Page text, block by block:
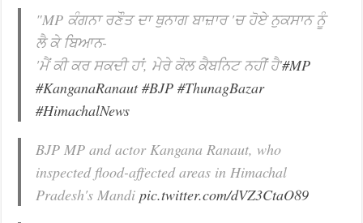
"MP ਕੰਗਨਾ ਰਣੌਤ ਦਾ ਥੁਨਾਗ ਬਾਜ਼ਾਰ 'ਚ ਹੋਏ ਨੁਕਸਾਨ ਨੂੰ
ਲੈ ਕੇ ਬਿਆਨ-
'ਮੈਂ ਕੀ ਕਰ ਸਕਦੀ ਹਾਂ, ਮੇਰੇ ਕੋਲ ਕੈਬਨਿਟ ਨਹੀਂ ਹੈ'#MP
#KanganaRanaut #BJP #ThunagBazar
#HimachalNews
BJP MP and actor Kangana Ranaut, who
inspected flood-affected areas in Himachal
Pradesh's Mandipic.twitter.com/dVZ3CtaO89